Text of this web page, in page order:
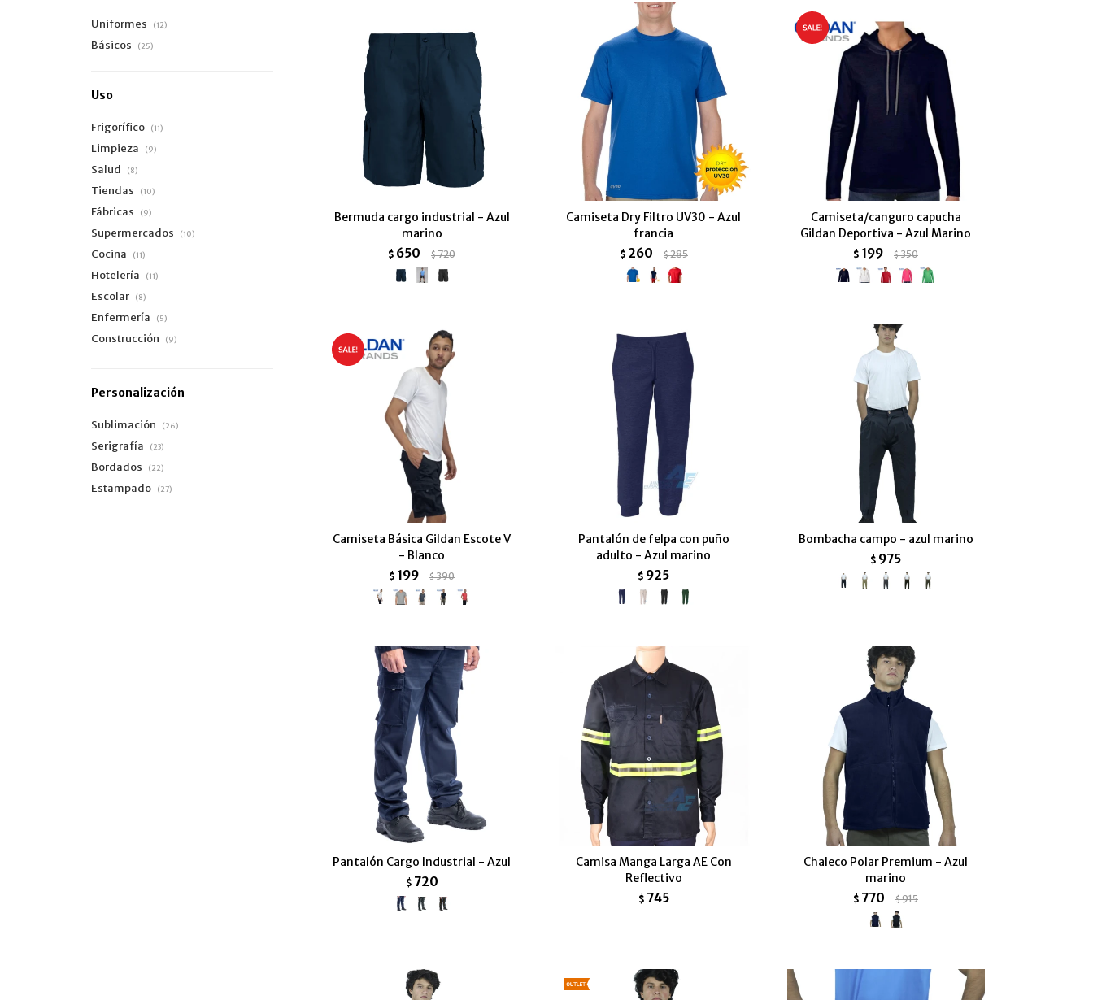
Bermuda cargo industrial - Azul
marino
$ 650 $720
Camiseta Dry Filtro UV30 - Azul
francia
$ 260 $285
Camiseta/canguro capucha
Gildan Deportiva - Azul Marino
$ 199 $350
Camiseta Básica Gildan Escote V
- Blanco
$ 199 $390
Pantalón de felpa con puño
adulto - Azul marino
$ 925
Bombacha campo - azul marino
$ 975
Pantalón Cargo Industrial - Azul
$ 720
Camisa Manga Larga AE Con
Reflectivo
$ 745
Chaleco Polar Premium - Azul
marino
$ 770 $915
Uniformes (12)
Básicos (25)
Uso
Frigorífico (11)
Limpieza (9)
Salud (8)
Tiendas (10)
Fábricas (9)
Supermercados (10)
Cocina (11)
Hotelería (11)
Escolar (8)
Enfermería (5)
Construcción (9)
Personalización
Sublimación (26)
Serigrafía (23)
Bordados (22)
Estampado (27)